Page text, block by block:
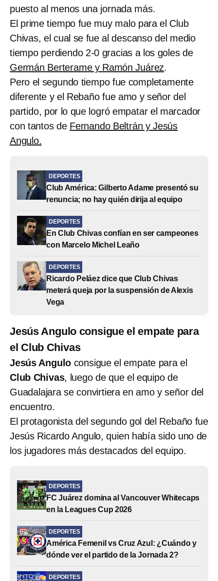
puesto al menos una jornada más.
El prime tiempo fue muy malo para el Club
Chivas, el cual se fue al descanso del medio
tiempo perdiendo 2-0 gracias a los goles de
Germán Berterame y Ramón Juárez.
Pero el segundo tiempo fue completamente
diferente y el Rebaño fue amo y señor del
partido, por lo que logró empatar el marcador
con tantos de Fernando Beltrán y Jesús
Angulo.
DEPORTES
Club América: Gilberto Adame presentó su
renuncia; no hay quién dirija al equipo
DEPORTES
En Club Chivas confían en ser campeones
con Marcelo Michel Leaño
DEPORTES
Ricardo Peláez dice que Club Chivas
meterá queja por la suspensión de Alexis
Vega
Jesús Angulo consigue el empate para
el Club Chivas
Jesús Angulo consigue el empate para el
Club Chivas, luego de que el equipo de
Guadalajara se convirtiera en amo y señor del
encuentro.
El protagonista del segundo gol del Rebaño fue
Jesús Ricardo Angulo, quien había sido uno de
los jugadores más destacados del equipo.
DEPORTES
FC Juárez domina al Vancouver Whitecaps
en la Leagues Cup 2026
DEPORTES
América Femenil vs Cruz Azul: ¿Cuándo y
dónde ver el partido de la Jornada 2?
DEPORTES